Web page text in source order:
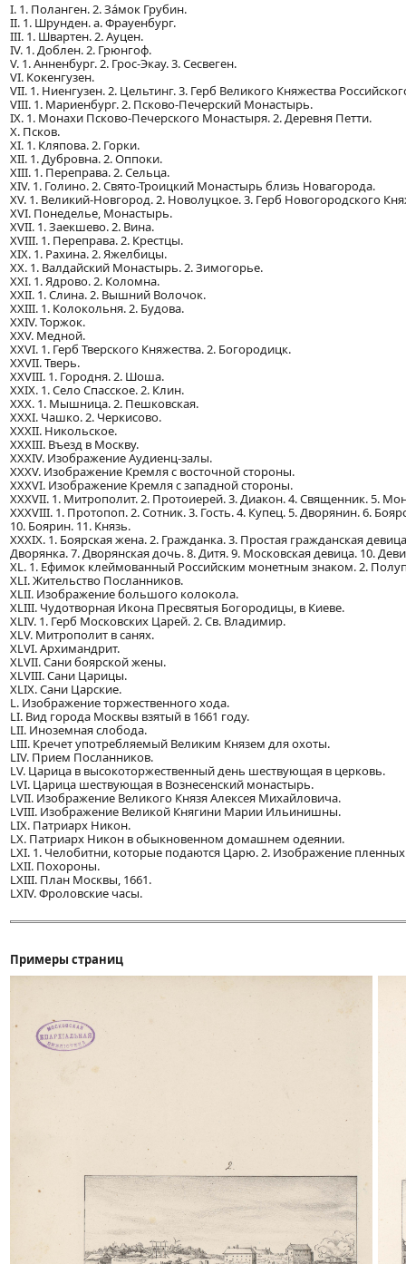
I. 1. Поланген. 2. За́мок Грубин.
II. 1. Шрунден. а. Фрауенбург.
IIІ. 1. Швартен. 2. Ауцен.
IV. 1. Доблен. 2. Грюнгоф.
V. 1. Анненбург. 2. Грос-Экау. 3. Сесвеген.
VI. Кокенгузен.
VII. 1. Ниенгузен. 2. Цельтинг. 3. Герб Великого Княжества
VIII. 1. Мариенбург. 2. Псково-Печерский Монастырь.
IX. 1. Монахи Псково-Печерского Монастыря. 2. Деревня Петти.
X. Псков.
XI. 1. Кляпова. 2. Горки.
XII. 1. Дубровна. 2. Оппоки.
XIII. 1. Переправа. 2. Сельца.
XIV. 1. Голино. 2. Свято-Троицкий Монастырь близь Новагорода.
XV. 1. Великий-Новгород. 2. Новолуцкое. 3. Герб Новогородского
XVI. Понеделье, Монастырь.
XVII. 1. Заекшево. 2. Вина.
XVIII. 1. Переправа. 2. Крестцы.
XIX. 1. Рахина. 2. Яжелбицы.
XX. 1. Валдайский Монастырь. 2. Зимогорье.
XXI. 1. Ядрово. 2. Коломна.
XXII. 1. Слина. 2. Вышний Волочок.
XXIII. 1. Колокольня. 2. Будова.
XXIV. Торжок.
XXV. Медной.
XXVI. 1. Герб Тверского Княжества. 2. Богородицк.
XXVII. Тверь.
XXVIII. 1. Городня. 2. Шоша.
XXIX. 1. Село Спасское. 2. Клин.
XXX. 1. Мышница. 2. Пешковская.
XXXI. Чашко. 2. Черкисово.
XXXII. Никольское.
XXXIII. Въезд в Москву.
XXXIV. Изображение Аудиенц-залы.
XXXV. Изображение Кремля с восточной стороны.
XXXVI. Изображение Кремля с западной стороны.
XXXVII. 1. Митрополит. 2. Протоиерей. 3. Диакон. 4. Священник. 5.
XXXVIII. 1. Протопоп. 2. Сотник. 3. Гость. 4. Купец. 5. Дворянин. 6.
10. Боярин. 11. Князь.
XXXIX. 1. Боярская жена. 2. Гражданка. 3. Простая гражданская
Дворянка. 7. Дворянская дочь. 8. Дитя. 9. Московская девица. 10.
XL. 1. Ефимок клеймованный Российским монетным знаком. 2.
XLI. Жительство Посланников.
XLII. Изображение большого колокола.
XLIII. Чудотворная Икона Пресвятыя Богородицы, в Киеве.
XLIV. 1. Герб Московских Царей. 2. Св. Владимир.
XLV. Митрополит в санях.
XLVI. Архимандрит.
XLVII. Сани боярской жены.
XLVIII. Сани Царицы.
XLIX. Сани Царские.
L. Изображение торжественного хода.
LI. Вид города Москвы взятый в 1661 году.
LII. Иноземная слобода.
LIII. Кречет употребляемый Великим Князем для охоты.
LIV. Прием Посланников.
LV. Царица в высокоторжественный день шествующая в церковь.
LVI. Царица шествующая в Вознесенский монастырь.
LVII. Изображение Великого Князя Алексея Михайловича.
LVIII. Изображение Великой Княгини Марии Ильинишны.
LIX. Патриарх Никон.
LX. Патриарх Никон в обыкновенном домашнем одеянии.
LXI. 1. Челобитни, которые подаются Царю. 2. Изображение
LXII. Похороны.
LXIII. План Москвы, 1661.
LXIV. Фроловские часы.
Примеры страниц